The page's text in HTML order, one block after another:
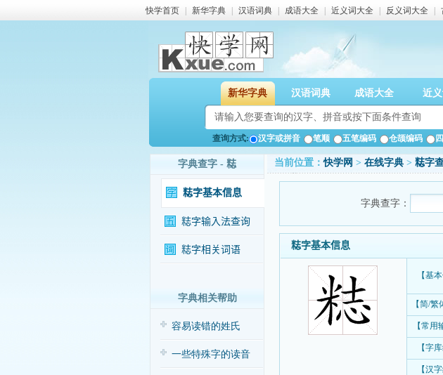
快学首页 新华字典 汉语词典 成语大全 近义词大全 反义词大全
新华字典 汉语词典 成语大全 近义
查询方式: 汉字或拼音 笔顺 五笔编码 仓颉编码
字典查字 - 𥺃
𥺃字基本信息
𥺃字输入法查询
𥺃字相关词语
字典相关帮助
容易读错的姓氏
一些特殊字的读音
当前位置：快学网 > 在线字典 > 𥺃字
字典查字：
𥺃字基本信息
【基
【简/繁
【常用
【字
【汉